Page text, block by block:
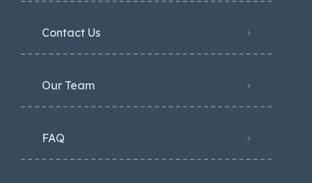
Contact Us
Our Team
FAQ